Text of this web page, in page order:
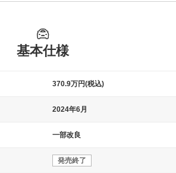
基本仕様
370.9万円(税込)
2024年6月
一部改良
発売終了